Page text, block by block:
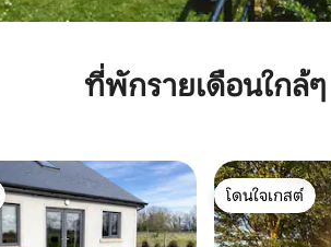
ที่พักรายเดือนใกล้ๆ
โดนใจเกสต์
โดนใจเกสต์